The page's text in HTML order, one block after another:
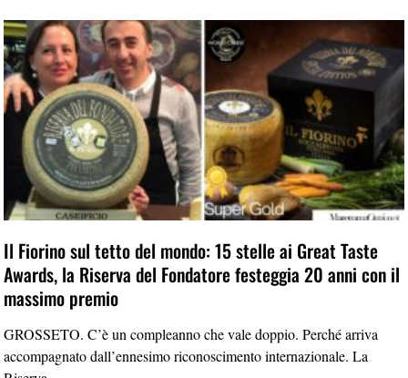
Il Fiorino sul tetto del mondo: 15 stelle ai Great Taste
Awards, la Riserva del Fondatore festeggia 20 anni con il
massimo premio
GROSSETO. C’è un compleanno che vale doppio. Perché arriva
accompagnato dall’ennesimo riconoscimento internazionale. La